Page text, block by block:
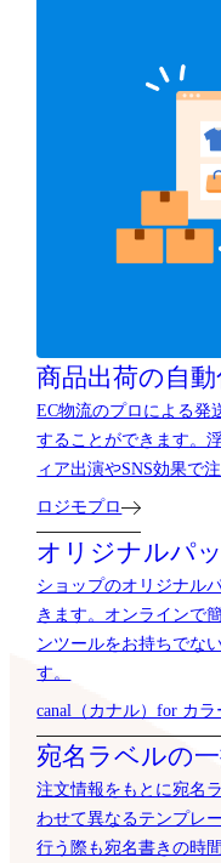
商品出荷の自
EC物流のプロによる発
することができます。
ィア出演やSNS効果で
ロジモプロ
オリジナルパ
ショップのオリジナル
きます。オンラインで
ンツールをお持ちでな
す。
canal（カナル）for カ
宛名ラベルの
注文情報をもとに宛名
わせて異なるテンプレ
行う際も宛名書きの時